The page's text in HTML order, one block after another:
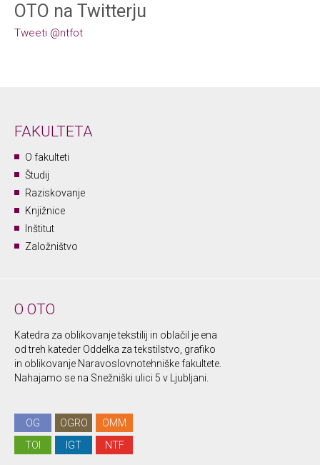
OTO na Twitterju
Tweeti @ntfot
FAKULTETA
O fakulteti
Študij
Raziskovanje
Knjižnice
Inštitut
Založništvo
O OTO
Katedra za oblikovanje tekstilij in oblačil je ena
od treh kateder Oddelka za tekstilstvo, grafiko
in oblikovanje Naravoslovnotehniške fakultete.
Nahajamo se na Snežniški ulici 5 v Ljubljani.
OG OGRO
OMM
TOI
IGT NTF